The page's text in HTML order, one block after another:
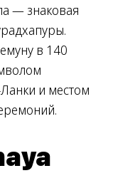
— знаковая
в 140
и местом